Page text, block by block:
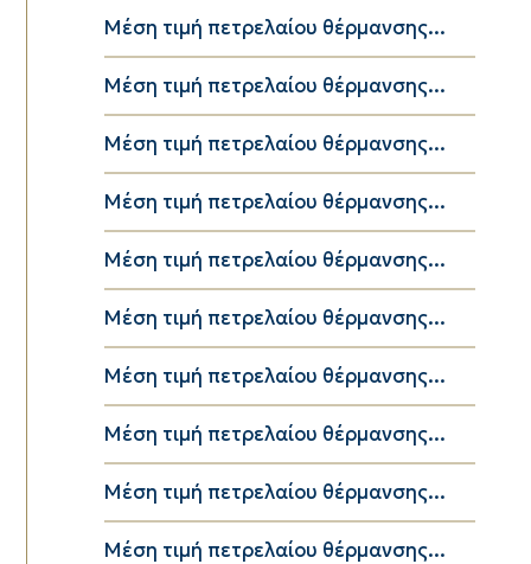
Μέση τιμή πετρελαίου θέρμανσης...
Μέση τιμή πετρελαίου θέρμανσης...
Μέση τιμή πετρελαίου θέρμανσης...
Μέση τιμή πετρελαίου θέρμανσης...
Μέση τιμή πετρελαίου θέρμανσης...
Μέση τιμή πετρελαίου θέρμανσης...
Μέση τιμή πετρελαίου θέρμανσης...
Μέση τιμή πετρελαίου θέρμανσης...
Μέση τιμή πετρελαίου θέρμανσης...
Μέση τιμή πετρελαίου θέρμανσης...